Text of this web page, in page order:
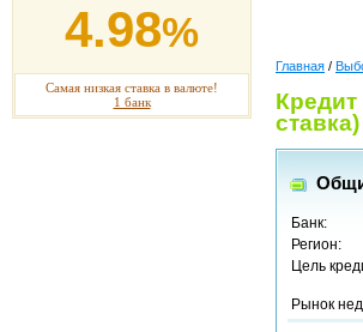
4.98%
Самая низкая ставка в валюте!
1 банк
Главная /
Кредит
Банк:
Регион:
Цель
Рынок